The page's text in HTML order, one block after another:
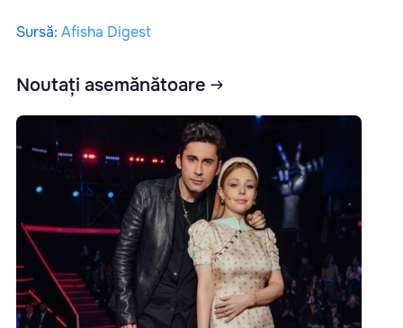
Sursă: Afisha Digest
Noutați asemănătoare